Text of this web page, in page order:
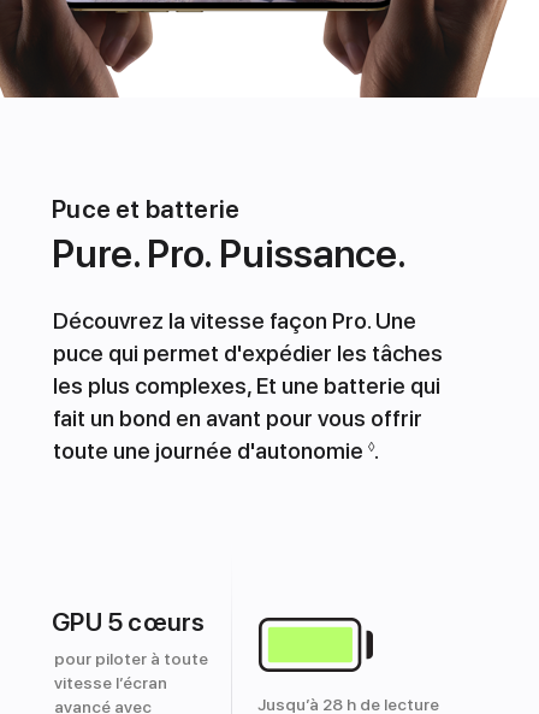
Puce et batterie
Pure. Pro. Puissance.
Découvrez la vitesse façon Pro. Une
puce qui permet d'expédier les tâches
les plus complexes, Et une batterie qui
fait un bond en avant pour vous offrir
toute une journée d'autonomie ◊.
GPU 5 cœurs
pour piloter à toute
vitesse l’écran
avancé avec
Jusqu’à 28 h de lecture